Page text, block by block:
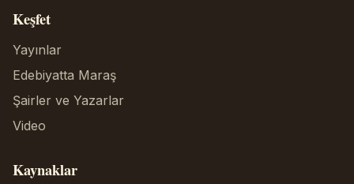
Keşfet
Yayınlar
Edebiyatta Maraş
Şairler ve Yazarlar
Video
Kaynaklar